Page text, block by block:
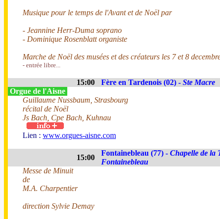
Musique pour le temps de l'Avant et de Noël par
- Jeannine Herr-Duma soprano
- Dominique Rosenblatt organiste
Marche de Noël des musées et des créateurs les 7 et 8
- entrée libre...
15:00 Fère en Tardenois (02) - Ste Macre
Orgue de l'Aisne
Guillaume Nussbaum, Strasbourg
récital de Noël
Js Bach, Cpe Bach, Kuhnau
Lien : www.orgues-aisne.com
15:00
Fontainebleau (77) - Chapelle de la
Fontainebleau
Messe de Minuit
de
M.A. Charpentier
direction Sylvie Demay